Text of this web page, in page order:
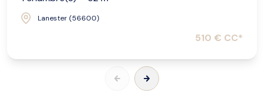
Lanester (56600)
510 € CC*